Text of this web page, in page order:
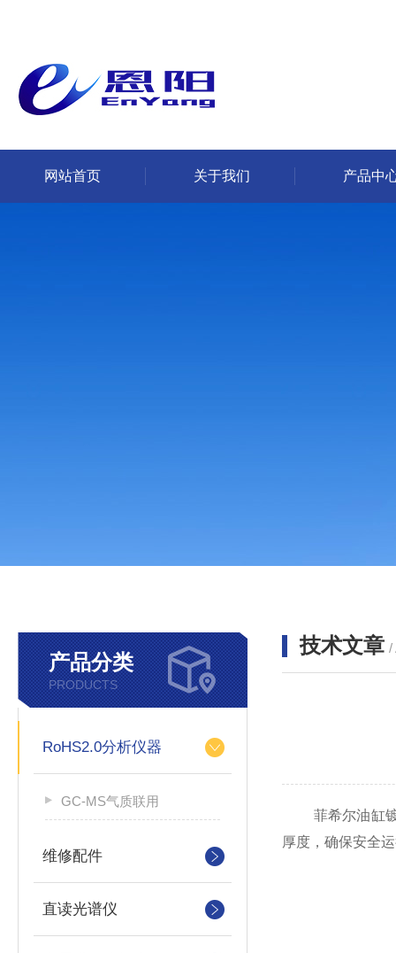
网站首页 关于我们 产品中
产品分类
PRODUCTS
RoHS2.0分析仪器
GC-MS气质联用
维修配件
直读光谱仪
技术文章 /
菲希尔油缸镀
厚度，确保安全